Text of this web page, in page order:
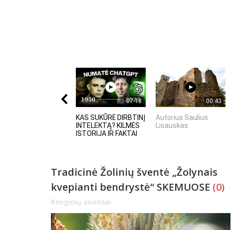
07:18
KAS SUKŪRĖ DIRBTINĮ
INTELEKTĄ? KILMĖS
ISTORIJA IR FAKTAI
00:43
Autorius Saulius
Lisauskas
Tradicinė Žolinių šventė „Žolynais
kvepianti bendrystė“ SKEMUOSE (0)
Renginių anonsai